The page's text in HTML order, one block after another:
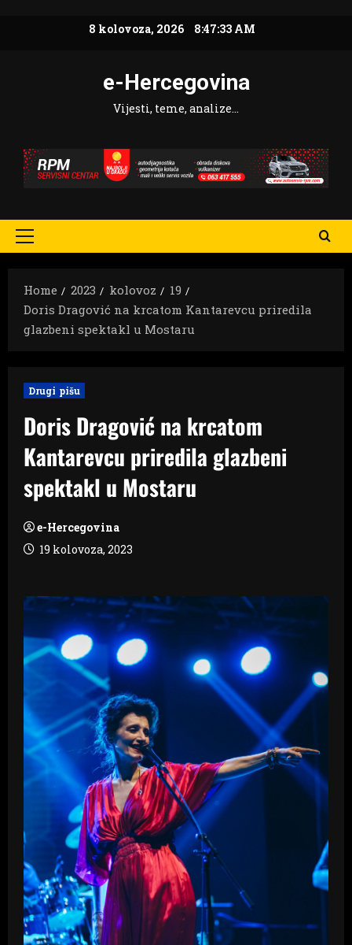
8 kolovoza, 2026 8:47:35 AM
e-Hercegovina
Vijesti, teme, analize…
Primary
Home
2023 kolovoz
19
Doris Dragović na krcatom Kantarevcu priredila
glazbeni spektakl u Mostaru
Drugi pišu
Doris Dragović na krcatom
Kantarevcu priredila glazbeni
spektakl u Mostaru
e-Hercegovina
19 kolovoza, 2023